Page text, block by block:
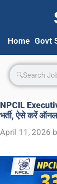
Home Govt
NPCIL
भर्ती, ऐसे करें
April 11, 2026